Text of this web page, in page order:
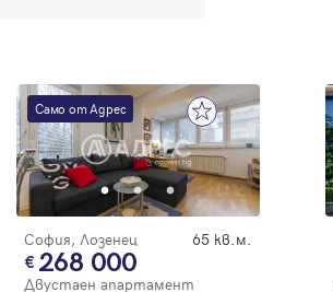
Само от Адрес
София, Лозенец 65 кв.м.
268 000
Двустаен апартамент